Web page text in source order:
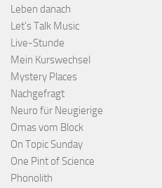
Leben danach
Let's Talk Music
Live-Stunde
Mein Kurswechsel
Mystery Places
Nachgefragt
Neuro für Neugierige
Omas vom Block
On Topic Sunday
One Pint of Science
Phonolith